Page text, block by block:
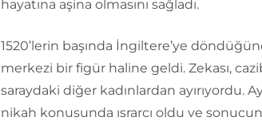
hayatına aşina olmasını sağladı.
1520’lerin başında İngiltere’ye
merkezi bir figür haline geldi. Zekası,
saraydaki diğer kadınlardan ayırıyordu.
nikah konusunda ısrarcı oldu ve